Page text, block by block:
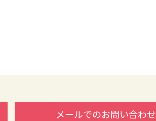
メールでのお問い合わせ